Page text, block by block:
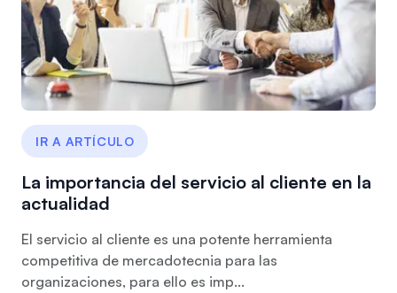
IR A ARTÍCULO
La importancia del servicio al cliente en la
actualidad
El servicio al cliente es una potente herramienta
competitiva de mercadotecnia para las
organizaciones, para ello es imp...